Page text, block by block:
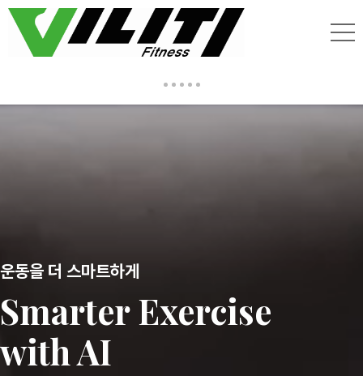
운동을 더 스마트하게
Smarter Exercise
with AI